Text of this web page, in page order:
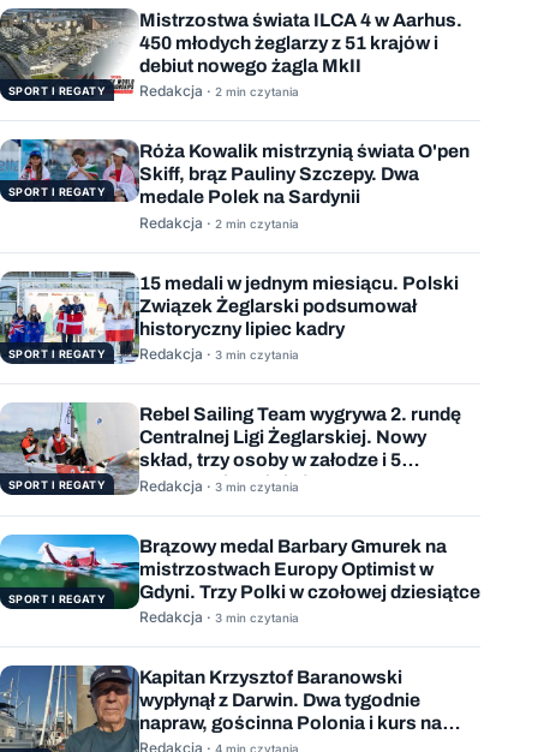
SPORT I REGATY
Mistrzostwa świata ILCA 4 w Aarhus.
450 młodych żeglarzy z 51 krajów i
debiut nowego żagla MkII
Redakcja · 2 min czytania
SPORT I REGATY
Róża Kowalik mistrzynią świata O'pen
Skiff, brąz Pauliny Szczepy. Dwa
medale Polek na Sardynii
Redakcja · 2 min czytania
SPORT I REGATY
15 medali w jednym miesiącu. Polski
Związek Żeglarski podsumował
historyczny lipiec kadry
Redakcja · 3 min czytania
SPORT I REGATY
Rebel Sailing Team wygrywa 2. rundę
Centralnej Ligi Żeglarskiej. Nowy
skład, trzy osoby w załodze i 5
wygranych wyścigów
Redakcja · 3 min czytania
SPORT I REGATY
Brązowy medal Barbary Gmurek na
mistrzostwach Europy Optimist w
Gdyni. Trzy Polki w czołowej dziesiątce
Redakcja · 3 min czytania
Kapitan Krzysztof Baranowski
wypłynął z Darwin. Dwa tygodnie
napraw, gościnna Polonia i kurs na
Mauritius
Redakcja · 4 min czytania